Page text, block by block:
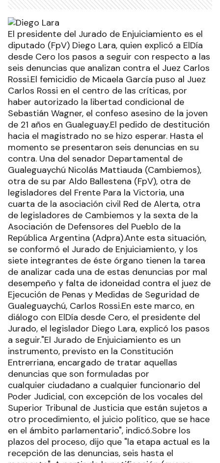
El presidente del Jurado de Enjuiciamiento es el
diputado (FpV) Diego Lara, quien explicó a ElDía
desde Cero los pasos a seguir con respecto a las
seis denuncias que analizan contra el Juez Carlos
Rossi.El femicidio de Micaela García puso al Juez
Carlos Rossi en el centro de las críticas, por
haber autorizado la libertad condicional de
Sebastián Wagner, el confeso asesino de la joven
de 21 años en Gualeguay.El pedido de destitución
hacia el magistrado no se hizo esperar. Hasta el
momento se presentaron seis denuncias en su
contra. Una del senador Departamental de
Gualeguaychú Nicolás Mattiauda (Cambiemos),
otra de su par Aldo Ballestena (FpV), otra de
legisladores del Frente Para la Victoria, una
cuarta de la asociación civil Red de Alerta, otra
de legisladores de Cambiemos y la sexta de la
Asociación de Defensores del Pueblo de la
República Argentina (Adpra).Ante esta situación,
se conformó el Jurado de Enjuiciamiento, y los
siete integrantes de éste órgano tienen la tarea
de analizar cada una de estas denuncias por mal
desempeño y falta de idoneidad contra el juez de
Ejecución de Penas y Medidas de Seguridad de
Gualeguaychú, Carlos Rossi.En este marco, en
diálogo con ElDía desde Cero, el presidente del
Jurado, el legislador Diego Lara, explicó los pasos
a seguir."El Jurado de Enjuiciamiento es un
instrumento, previsto en la Constitución
Entrerriana, encargado de tratar aquellas
denuncias que son formuladas por
cualquier ciudadano a cualquier funcionario del
Poder Judicial, con excepción de los vocales del
Superior Tribunal de Justicia que están sujetos a
otro procedimiento, el juicio político, que se hace
en el ámbito parlamentario", indicó.Sobre los
plazos del proceso, dijo que "la etapa actual es la
recepción de las denuncias, seis hasta el